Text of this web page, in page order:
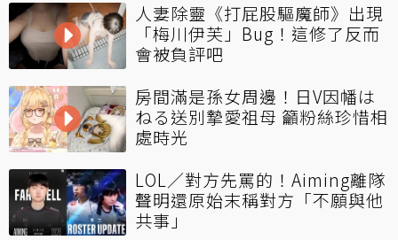
人妻除靈《打屁股驅魔師》出現
「梅川伊芙」Bug！這修了反而
會被負評吧
房間滿是孫女周邊！日V因幡は
ねる送別摯愛祖母 籲粉絲珍惜相
處時光
LOL／對方先罵的！Aiming離隊
聲明還原始末稱對方「不願與他
共事」